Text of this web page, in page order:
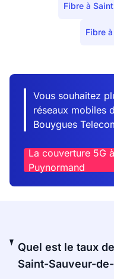
Fibre à
Fibre
Vous souhaitez
réseaux mobiles
Bouygues
La couverture 5G
Puynormand
Quel est le taux
Saint-Sauveur-